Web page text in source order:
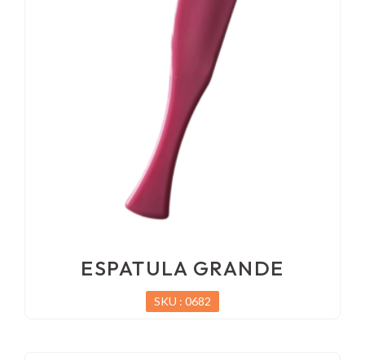
ESPATULA GRANDE
SKU : 0682